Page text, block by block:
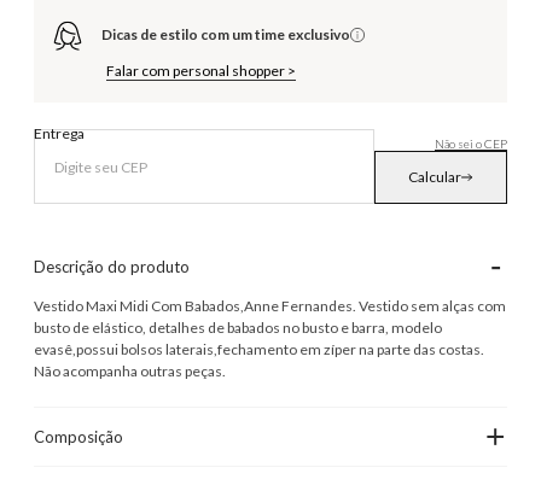
Dicas de estilo com um time exclusivo
Falar com personal shopper >
Entrega
Não sei o CEP
Calcular
Descrição do produto -
Vestido Maxi Midi Com Babados,Anne Fernandes. Vestido sem alças com
busto de elástico, detalhes de babados no busto e barra, modelo
evasê,possui bolsos laterais,fechamento em zíper na parte das costas.
Não acompanha outras peças.
Composição +